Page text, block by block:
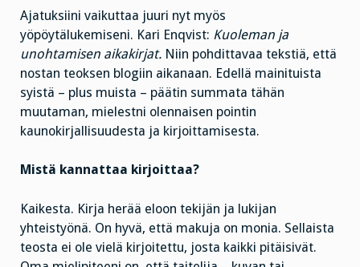
Ajatuksiini vaikuttaa juuri nyt myös
yöpöytälukemiseni. Kari Enqvist: Kuoleman ja
unohtamisen aikakirjat. Niin pohdittavaa tekstiä, että
nostan teoksen blogiin aikanaan. Edellä mainituista
syistä – plus muista – päätin summata tähän
muutaman, mielestni olennaisen pointin
kaunokirjallisuudesta ja kirjoittamisesta.
Mistä kannattaa kirjoittaa?
Kaikesta. Kirja herää eloon tekijän ja lukijan
yhteistyönä. On hyvä, että makuja on monia. Sellaista
teosta ei ole vielä kirjoitettu, josta kaikki pitäisivät.